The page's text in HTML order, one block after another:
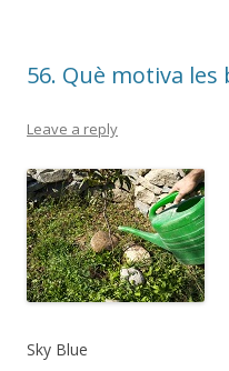
k ix
56. Què motiva les
Leave a reply
Sky Blue